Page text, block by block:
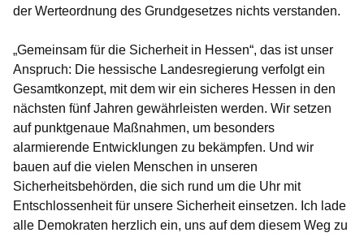
der Werteordnung des Grundgesetzes nichts verstanden.
„Gemeinsam für die Sicherheit in Hessen“, das ist unser
Anspruch: Die hessische Landesregierung verfolgt ein
Gesamtkonzept, mit dem wir ein sicheres Hessen in den
nächsten fünf Jahren gewährleisten werden. Wir setzen
auf punktgenaue Maßnahmen, um besonders
alarmierende Entwicklungen zu bekämpfen. Und wir
bauen auf die vielen Menschen in unseren
Sicherheitsbehörden, die sich rund um die Uhr mit
Entschlossenheit für unsere Sicherheit einsetzen. Ich lade
alle Demokraten herzlich ein, uns auf dem diesem Weg zu